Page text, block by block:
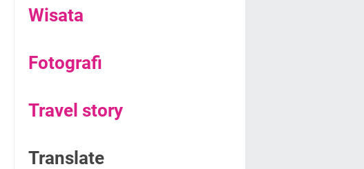
Wisata
Fotografi
Travel story
Translate